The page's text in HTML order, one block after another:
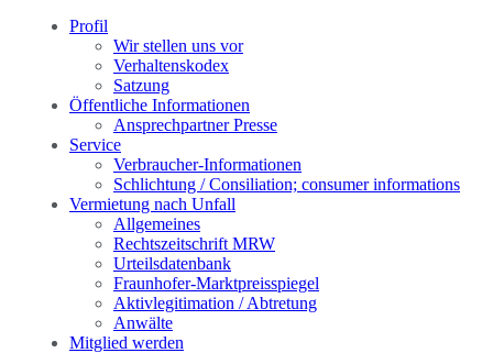
Profil
Wir stellen uns vor
Verhaltenskodex
Satzung
Öffentliche Informationen
Ansprechpartner Presse
Service
Verbraucher-Informationen
Schlichtung / Consiliation; consumer informations
Vermietung nach Unfall
Allgemeines
Rechtszeitschrift MRW
Urteilsdatenbank
Fraunhofer-Marktpreisspiegel
Aktivlegitimation / Abtretung
Anwälte
Mitglied werden